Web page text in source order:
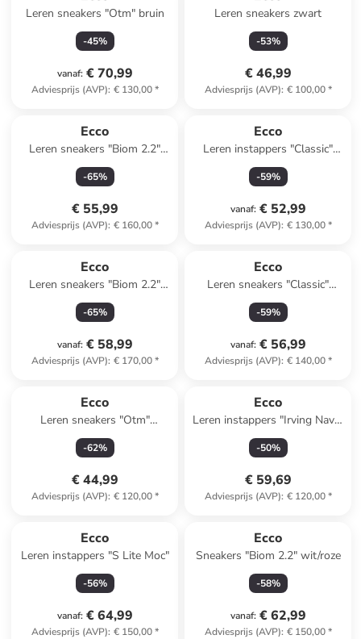
Leren sneakers "Otm" bruin
-45%
vanaf: € 70,99
Adviesprijs (AVP): € 130,00*
Leren sneakers zwart
-53%
€ 46,99
Adviesprijs (AVP): € 100,00*
Ecco
Leren sneakers "Biom 2.2"
wit/paars
-65%
€ 55,99
Adviesprijs (AVP): € 160,00*
Ecco
Leren instappers "Classic"
lichtbruin
-59%
vanaf: € 52,99
Adviesprijs (AVP): € 130,00*
Ecco
Leren sneakers "Biom 2.2"
zwart
-65%
vanaf: € 58,99
Adviesprijs (AVP): € 170,00*
Ecco
Leren sneakers "Classic"
lichtroze
-59%
vanaf: € 56,99
Adviesprijs (AVP): € 140,00*
Ecco
Leren sneakers "Otm"
groen/wit
-62%
€ 44,99
Adviesprijs (AVP): € 120,00*
Ecco
Leren instappers "Irving Navy"
donkerblauw
-50%
€ 59,69
Adviesprijs (AVP): € 120,00*
Ecco
Leren instappers "S Lite Moc"
-56%
vanaf: € 64,99
Adviesprijs (AVP): € 150,00*
Ecco
Sneakers "Biom 2.2" wit/roze
-58%
vanaf: € 62,99
Adviesprijs (AVP): € 150,00*